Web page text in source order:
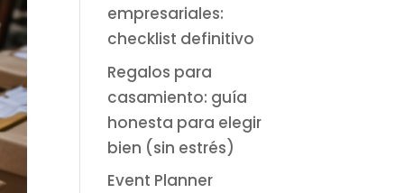
empresariales:
checklist definitivo
Regalos para
casamiento: guía
honesta para elegir
bien (sin estrés)
Event Planner